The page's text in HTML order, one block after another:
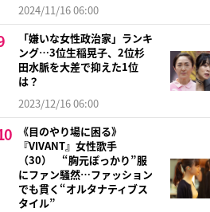
2024/11/16 06:00
「嫌いな女性政治家」ランキ
ング…3位生稲晃子、2位杉
田水脈を大差で抑えた1位
は？
2023/12/16 06:00
《目のやり場に困る》
『VIVANT』女性歌手
（30） “胸元ぽっかり”服
にファン騒然…ファッション
でも貫く“オルタナティブス
タイル”